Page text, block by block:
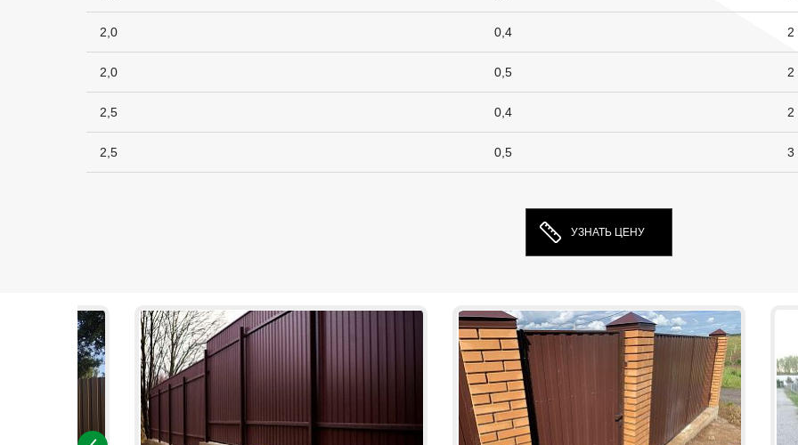
2,0 0,4 2
2,0 0,5 2
2,5 0,4 2
2,5 0,5 3
УЗНАТЬ ЦЕНУ